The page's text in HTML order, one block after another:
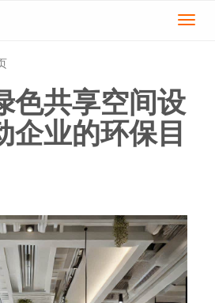
切
色共享空间设
企业的环保目